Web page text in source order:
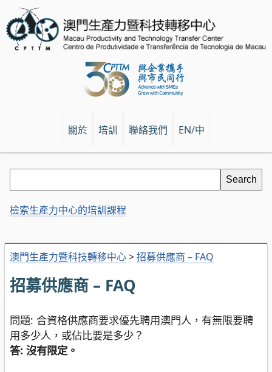
關於 培訓 聯絡我們 EN/中
澳門生產力暨科技轉移中心>招募供應商 – FAQ
招募供應商 – FAQ
問題: 合資格供應商要求優先聘用澳門人，有無限要聘
用多少人，或佔比要是多少？
答: 沒有限定。
檢索生產力中心的培訓課程